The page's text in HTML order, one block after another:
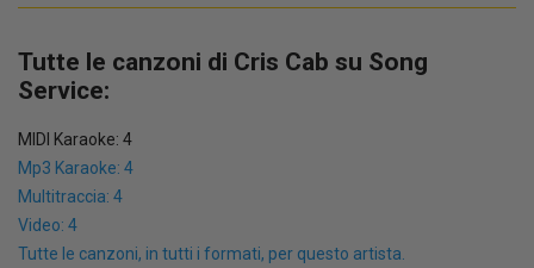
Tutte le canzoni di Cris Cab su Song
Service:
MIDI Karaoke: 4
Mp3 Karaoke: 4
Multitraccia: 4
Video: 4
Tutte le canzoni, in tutti i formati, per questo artista.